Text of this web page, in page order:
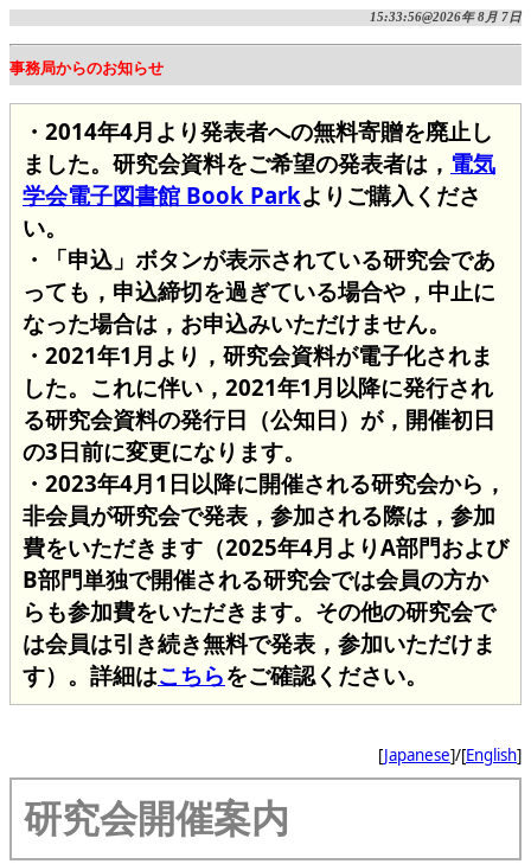
15:33:56@2026年 8月 7日
事務局からのお知らせ
・2014年4月より発表者への無料寄贈を廃止し
ました。研究会資料をご希望の発表者は， 電気
学会電子図書館 Book Parkよりご購入くださ
い。
・「申込」ボタンが表示されている研究会であ
っても，申込締切を過ぎている場合や，中止に
なった場合は，お申込みいただけません。
・2021年1月より，研究会資料が電子化されま
した。これに伴い，2021年1月以降に発行され
る研究会資料の発行日（公知日）が，開催初日
の3日前に変更になります。
・2023年4月1日以降に開催される研究会から，
非会員が研究会で発表，参加される際は，参加
費をいただきます（2025年4月よりA部門および
B部門単独で開催される研究会では会員の方か
らも参加費をいただきます。その他の研究会で
は会員は引き続き無料で発表，参加いただけま
す）。詳細はこちらをご確認ください。
[Japanese]/[English]
研究会開催案内